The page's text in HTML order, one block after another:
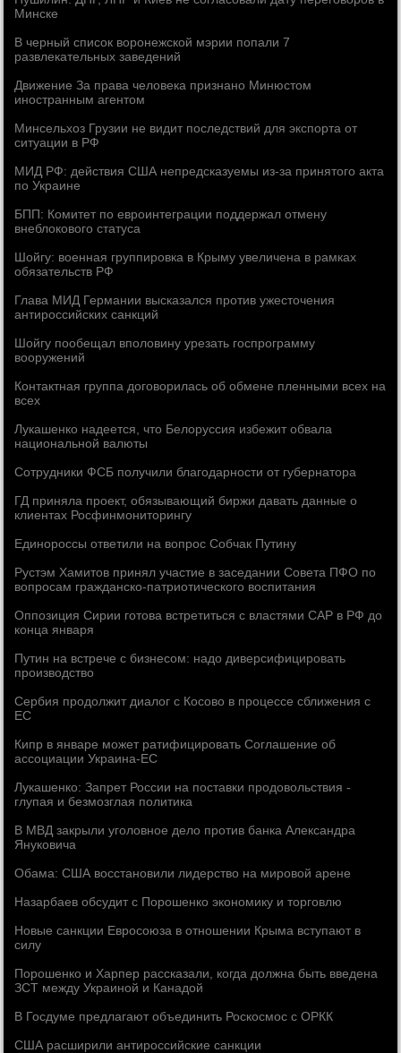
Минске
В черный список воронежской мэрии попали 7
развлекательных заведений
Движение За права человека признано Минюстом
иностранным агентом
Минсельхоз Грузии не видит последствий для экспорта от
ситуации в РФ
МИД РФ: действия США непредсказуемы из-за принятого акта
по Украине
БПП: Комитет по евроинтеграции поддержал отмену
внеблокового статуса
Шойгу: военная группировка в Крыму увеличена в рамках
обязательств РФ
Глава МИД Германии высказался против ужесточения
антироссийских санкций
Шойгу пообещал вполовину урезать госпрограмму
вооружений
Контактная группа договорилась об обмене пленными всех на
всех
Лукашенко надеется, что Белоруссия избежит обвала
национальной валюты
Сотрудники ФСБ получили благодарности от губернатора
ГД приняла проект, обязывающий биржи давать данные о
клиентах Росфинмониторингу
Единороссы ответили на вопрос Собчак Путину
Рустэм Хамитов принял участие в заседании Совета ПФО по
вопросам гражданско-патриотического воспитания
Оппозиция Сирии готова встретиться с властями САР в РФ до
конца января
Путин на встрече с бизнесом: надо диверсифицировать
производство
Сербия продолжит диалог с Косово в процессе сближения с
ЕС
Кипр в январе может ратифицировать Соглашение об
ассоциации Украина-ЕС
Лукашенко: Запрет России на поставки продовольствия -
глупая и безмозглая политика
В МВД закрыли уголовное дело против банка Александра
Януковича
Обама: США восстановили лидерство на мировой арене
Назарбаев обсудит с Порошенко экономику и торговлю
Новые санкции Евросоюза в отношении Крыма вступают в
силу
Порошенко и Харпер рассказали, когда должна быть введена
ЗСТ между Украиной и Канадой
В Госдуме предлагают объединить Роскосмос с ОРКК
CША расширили антироссийские санкции